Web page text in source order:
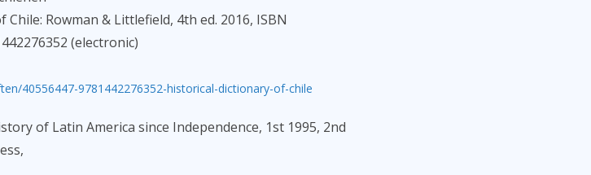
Rowman & Littlefield, 4th ed. 2016, ISBN
(electronic)
40556447-9781442276352-historical-dictionary-of-chile
of Latin America since Independence, 1st 1995, 2nd